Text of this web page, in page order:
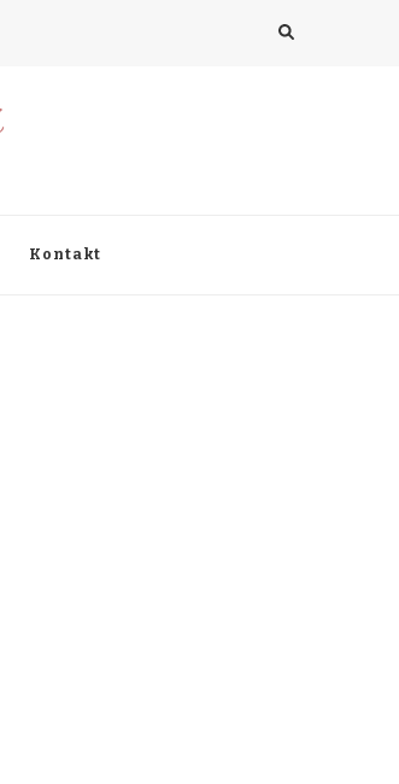
Kontakt